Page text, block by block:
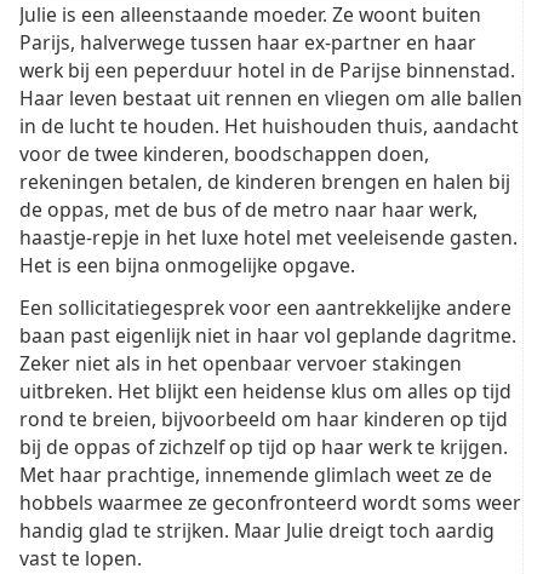
Julie is een alleenstaande moeder. Ze woont buiten
Parijs, halverwege tussen haar ex-partner en haar
werk bij een peperduur hotel in de Parijse binnenstad.
Haar leven bestaat uit rennen en vliegen om alle ballen
in de lucht te houden. Het huishouden thuis, aandacht
voor de twee kinderen, boodschappen doen,
rekeningen betalen, de kinderen brengen en halen bij
de oppas, met de bus of de metro naar haar werk,
haastje-repje in het luxe hotel met veeleisende gasten.
Het is een bijna onmogelijke opgave.
Een sollicitatiegesprek voor een aantrekkelijke andere
baan past eigenlijk niet in haar vol geplande dagritme.
Zeker niet als in het openbaar vervoer stakingen
uitbreken. Het blijkt een heidense klus om alles op tijd
rond te breien, bijvoorbeeld om haar kinderen op tijd
bij de oppas of zichzelf op tijd op haar werk te krijgen.
Met haar prachtige, innemende glimlach weet ze de
hobbels waarmee ze geconfronteerd wordt soms weer
handig glad te strijken. Maar Julie dreigt toch aardig
vast te lopen.